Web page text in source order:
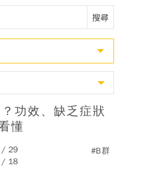
魚
胱甘肽
維他命C
搜尋
功效、缺乏症狀
懂
#B群
/ 29
/ 18